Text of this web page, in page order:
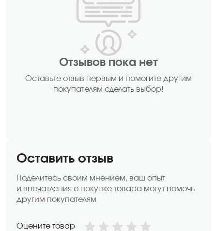
Отзывов пока нет
Оставьте отзыв первым и помогите другим
покупателям сделать выбор!
Оставить отзыв
Поделитесь своим мнением, ваш опыт
и впечатления о покупке товара могут помочь
другим покупателям
Оцените товар